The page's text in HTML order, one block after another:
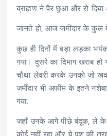
ब्राह्मण ने पैर छुआ और रो
जानते हो, आज जमींदार के कुल में
कुछ ही दिनों में बड़ा लड़का
गया। दुसरे का दिमाग खराब
चौथा लेवरी करके उनको जो
जमींदार भी अफीम के इतने
गया.
जहाँ उनके आगे पीछे बंदूक, ले के